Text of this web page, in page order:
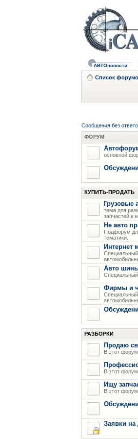
АВТОновости
Список
Сообщения без
ФОРУМ
основной
КУПИТЬ-ПРОДАТЬ
Грузовые
тема для
запчастей к
Не авто
Подфорум
тематики.
Интернет
Авто
Фирмы и
РАЗБОРКИ
Продаю
В этот
В этот
Ищу
В этот
Заявки на